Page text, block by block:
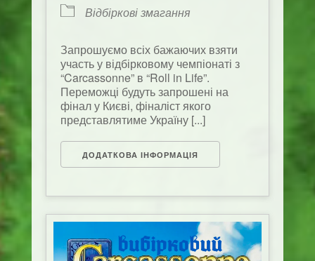
Відбіркові змагання
Запрошуємо всіх бажаючих взяти
участь у відбірковому чемпіонаті з
“Carcassonne” в “Roll in Life”.
Переможці будуть запрошені на
фінал у Києві, фіналіст якого
представлятиме Україну [...]
ДОДАТКОВА ІНФОРМАЦІЯ